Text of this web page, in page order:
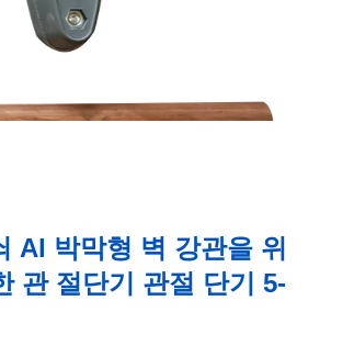
Al 박막형 벽 강관을 위
관 절단기 관절 단기 5-